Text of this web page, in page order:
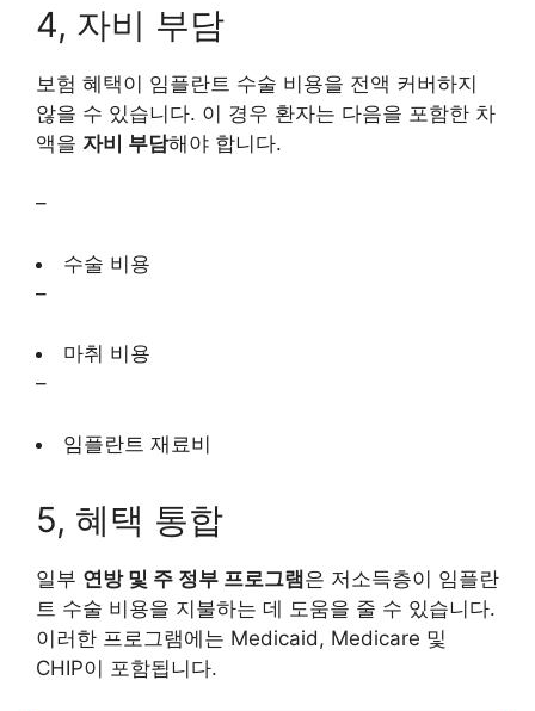
4, 자비 부담
보험 혜택이 임플란트 수술 비용을 전액 커버하지
않을 수 있습니다. 이 경우 환자는 다음을 포함한 차
액을 자비 부담해야 합니다.
–
수술 비용
–
마취 비용
–
임플란트 재료비
5, 혜택 통합
일부 연방 및 주 정부 프로그램은 저소득층이 임플란
트 수술 비용을 지불하는 데 도움을 줄 수 있습니다.
이러한 프로그램에는 Medicaid, Medicare 및
CHIP이 포함됩니다.